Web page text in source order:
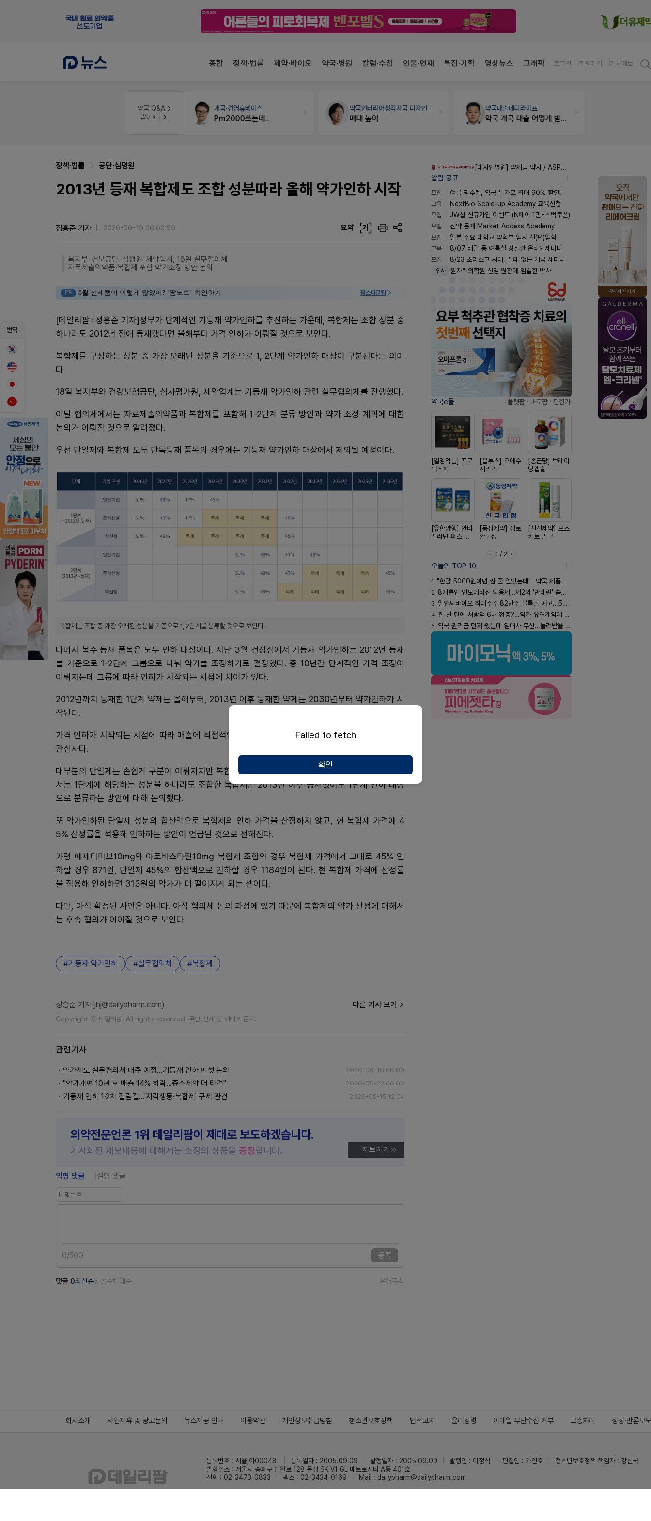
종합 정책·법률 제약·바이오 약국·병원 칼럼·수첩 인물·연재 특집·기획 영상뉴스 그래픽 로그인 회원가입 기사제보
약국 Q&A
3/6
약국인테리어생각자국 디자인
매대 높이
약국대출메디라이프 약국법률법무법인 규원
문의합니다
번역
정책·법률 공단·심평원
2013년 등재 복합제도 조합 성분따라 올해 약가인하 시작
정흥준 기자 2026-06-19 06:00:59 요약 가
복지부-건보공단-심평원-제약업계, 18일 실무협의체
자료제출의약품·복합제 포함 약가조정 방안 논의
PR 8월 신제품이 이렇게 많았어? ‘팜노트’ 확인하기 팜스타클럽
[데일리팜=정흥준 기자]정부가 단계적인 기등재 약가인하를 추진하는 가운데, 복합제는 조합 성분 중
하나라도 2012년 전에 등재했다면 올해부터 가격 인하가 이뤄질 것으로 보인다.
복합제를 구성하는 성분 중 가장 오래된 성분을 기준으로 1, 2단계 약가인하 대상이 구분된다는 의미
다.
18일 복지부와 건강보험공단, 심사평가원, 제약업계는 기등재 약가인하 관련 실무협의체를 진행했다.
이날 협의체에서는 자료제출의약품과 복합제를 포함해 1-2단계 분류 방안과 약가 조정 계획에 대한
논의가 이뤄진 것으로 알려졌다.
우선 단일제와 복합제 모두 단독등재 품목의 경우에는 기등재 약가인하 대상에서 제외될 예정이다.
복합제는 조합 중 가장 오래된 성분을 기준으로 1, 2단계를 분류할 것으로 보인다.
나머지 복수 등재 품목은 모두 인하 대상이다. 지난 3월 건정심에서 기등재 약가인하는 2012년 등재
를 기준으로 1-2단계 그룹으로 나눠 약가를 조정하기로 결정했다. 총 10년간 단계적인 가격 조정이
이뤄지는데 그룹에 따라 인하가 시작되는 시점에 차이가 있다.
2012년까지 등재한 1단계 약제는 올해부터, 2013년 이후 등재한 약제는 2030년부터 약가인하가 시
작된다.
가격 인하가 시작되는 시점에 따라 매출에 직접적인 영향을 미치기 때문에 1-2단계 분류는 업계 최대
관심사다.
대부분의 단일제는 손쉽게 구분이 이뤄지지만 복합제는 분류 기준이 명확하지 않았다. 이번 협의체에
서는 1단계에 해당하는 성분을 하나라도 조합한 복합제는 2013년 이후 등재했어도 1단계 인하 대상
으로 분류하는 방안에 대해 논의했다.
또 약가인하된 단일제 성분의 합산액으로 복합제의 인하 가격을 산정하지 않고, 현 복합제 가격에 4
5% 산정률을 적용해 인하하는 방안이 언급된 것으로 전해진다.
가령 에제티미브10mg와 아토바스타틴10mg 복합제 조합의 경우 복합제 가격에서 그대로 45% 인
하할 경우 871원, 단일제 45%의 합산액으로 인하할 경우 1184원이 된다. 현 복합제 가격에 산정률
을 적용해 인하하면 313원의 약가가 더 떨어지게 되는 셈이다.
다만, 아직 확정된 사안은 아니다. 아직 협의체 논의 과정에 있기 때문에 복합제의 약가 산정에 대해서
는 후속 협의가 이어질 것으로 보인다.
기등재 약가인하 실무협의체 복합제
정흥준 기자(jhj@dailypharm.com) 다른 기사 보기
Copyright ⓒ 데일리팜. All rights reserved. 무단 전재 및 재배포 금지.
관련기사
약가제도 실무협의체 내주 예정...기등재 인하 핀셋 논의 2026-06-10 06:00
"약가개편 10년 후 매출 14% 하락…중소제약 더 타격" 2026-05-22 06:00
기등재 인하 1·2차 갈림길...'지각생동·복합제' 구제 관건 2026-05-15 12:04
의약전문언론 1위 데일리팜이 제대로 보도하겠습니다.
기사화된 제보내용에 대해서는 소정의 상품을 증정합니다. 제보하기
익명 댓글 실명 댓글
0/500 등록
댓글 0최신순찬성순반대순 운영규칙
[대자인병원] 약제팀 약사 / ASP팀 감염전문약사 모집
알림·공표
모집
여름 필수템, 약국 특가로 최대 90% 할인!
교육
NextBio Scale-up Academy 교육신청
모집
JW샵 신규가입 이벤트 (N페이 1만+스벅쿠폰)
모집
신약 등재 Market Access Academy
모집
일본 주요 대학교 약학부 입시 신(편)입학
교육
8/07 배탈 등 여름철 장질환 온라인세미나
모집
8/23 초리스크 시대, 실패 없는 개국 세미나
인사 원자력의학원 신임 원장에 임일한 박사
약국e몰 · 플랫팜 · 바로팜 · 편한가
[일양약품] 프로
엑스피
[옵투스] 오에수
시리즈
[종근당] 브레이
닝캡슐
[유한양행] 안티
푸라민 파스 시
[동성제약] 정로
환 F정
[신신제약] 모스
키토 밀크
1 / 2
오늘의 TOP 10
1 "한달 5000원이면 싼 줄 알았는데"…약국 제품과 비교해보니
2 8개뿐인 인도메타신 외용제…제2의 '반테린' 쏟아지나
3 엘앤씨바이오 최대주주 82만주 블록딜 예고…500억 규모
4 한 달 만에 처방액 6배 껑충?…약가 유연계약제 착시효과
5 약국 권리금 먼저 줬는데 임대차 무산…돌려받을 수 있을까
회사소개 사업제휴 및 광고문의 뉴스제공 안내 이용약관 개인정보취급방침 청소년보호정책 법적고지 윤리강령 이메일 무단수집 거부 고충처리 정정·반론보도
등록번호 : 서울,아00048 등록일자 : 2005.09.09 발행일자 : 2005.09.09 발행인 : 이정석 편집인 : 가인호
청소년보호정책 책임자 : 강신국
발행주소 : 서울시 송파구 법원로 128 문정 SK V1 GL 메트로시티 A동 401호
전화 : 02-3473-0833
팩스 : 02-3434-0169 Mail : dailypharm@dailypharm.com
Failed to fetch
확인